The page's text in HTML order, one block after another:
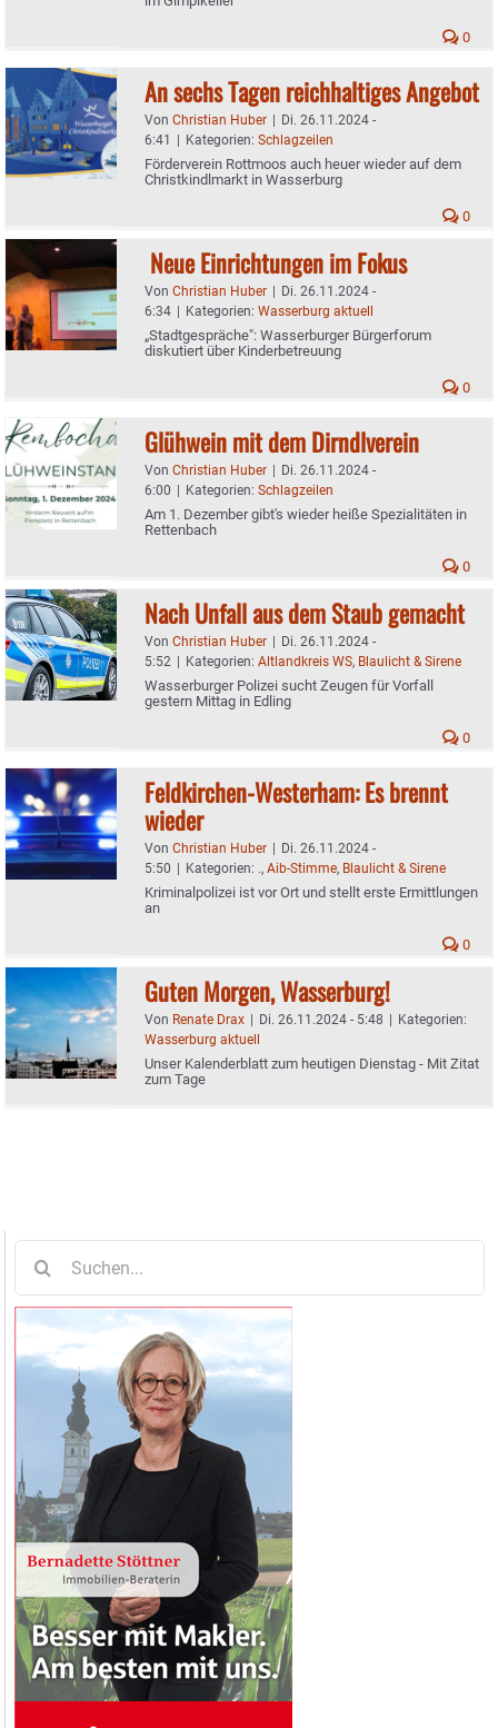
0
An sechs Tagen reichhaltiges Angebot
Von Christian Huber | Di. 26.11.2024 -
6:41 | Kategorien: Schlagzeilen
Förderverein Rottmoos auch heuer wieder auf dem
Christkindlmarkt in Wasserburg
0
Neue Einrichtungen im Fokus
Von Christian Huber | Di. 26.11.2024 -
6:34 | Kategorien: Wasserburg aktuell
„Stadtgespräche": Wasserburger Bürgerforum
diskutiert über Kinderbetreuung
0
Glühwein mit dem Dirndlverein
Von Christian Huber | Di. 26.11.2024 -
6:00 | Kategorien: Schlagzeilen
Am 1. Dezember gibt's wieder heiße Spezialitäten in
Rettenbach
0
Nach Unfall aus dem Staub gemacht
Von Christian Huber | Di. 26.11.2024 -
5:52 | Kategorien: Altlandkreis WS, Blaulicht & Sirene
Wasserburger Polizei sucht Zeugen für Vorfall
gestern Mittag in Edling
0
Feldkirchen-Westerham: Es brennt
wieder
Von Christian Huber | Di. 26.11.2024 -
5:50 | Kategorien: ., Aib-Stimme, Blaulicht & Sirene
Kriminalpolizei ist vor Ort und stellt erste Ermittlungen
an
0
Guten Morgen, Wasserburg!
Von Renate Drax | Di. 26.11.2024 - 5:48 | Kategorien:
Wasserburg aktuell
Unser Kalenderblatt zum heutigen Dienstag - Mit Zitat
zum Tage
nach: